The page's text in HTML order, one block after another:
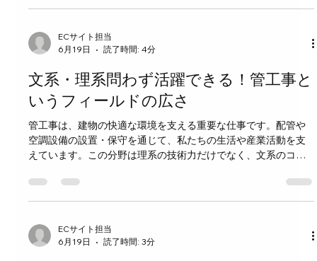
が安全な飲み水を利用できず、約40億人が適切な衛生設備を持
毎年数百万人の命を奪っています。特に発展途上国の農村部や
都市のスラムでは、清潔な水とトイレの不足が健康や生活の質
とどまらず、教育や経済活動にも悪影響を及ぼします。例え
ば、子どもたちが安全なトイレがないために学校を休むケース
も多く、女性はトイレの不備から夜間の外出を避けるなど生活
の自由が制限されます。 技術が果たす役割 私たちの技術は、水
の浄化やトイレの衛生管理において具体的な解決策を提供して
います。以下のような技術が世界の課題解決に直結していま
ECサイト担当
6月19日
読了時間: 4分
文系・理系問わず活躍できる！管工事と
いうフィールドの広さ
管工事は、建物の快適な環境を支える重要な仕事です。配管や
空調設備の設置・保守を通じて、私たちの生活や産業活動を支
えています。この分野は理系の技術力だけでなく、文系のコミ
できるフィールドです。今回は、管工事の仕事の魅力や多様な
活躍の場について紹介します。 管工事とはどんな仕事か 管工事
事です。具体的には、水道管、ガス管、空調ダクト、排水設備
などの設置や修理を担当します。これらの設備は、日常生活の
ECサイト担当
6月19日
読了時間: 3分